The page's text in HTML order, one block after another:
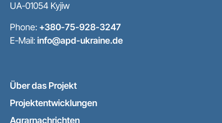
UA-01054 Kyjiw
Phone: +380-75-928-3247
E-Mail:info@apd-ukraine.de
Über das Projekt
Projektentwicklungen
Agrarnachrichten